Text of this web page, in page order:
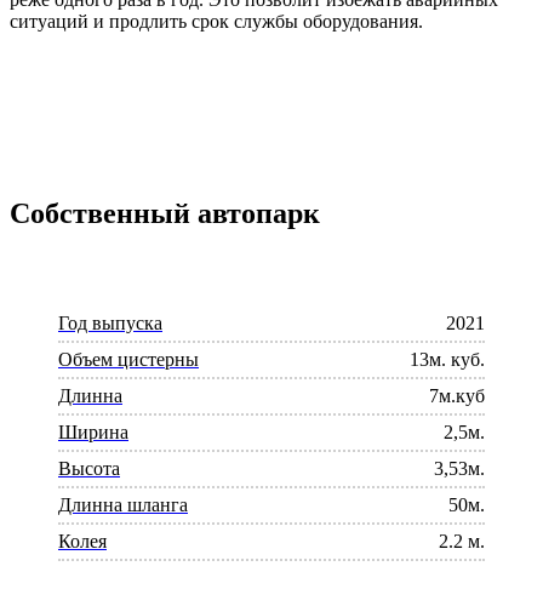
ситуаций и продлить срок службы оборудования.
Собственный автопарк
Год выпуска
2021
Объем цистерны
13м. куб.
Длинна
7м.куб
Ширина
2,5м.
Высота
3,53м.
Длинна шланга
50м.
Колея
2.2 м.